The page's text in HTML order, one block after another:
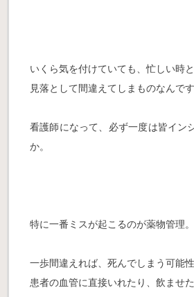
いくら気を付けていても、忙しい時
見落として間違えてしまものなんで
看護師になって、必ず一度は皆イン
か。
特に一番ミスが起こるのが薬物管理。
一歩間違えれば、死んでしまう可能
患者の血管に直接いれたり、飲ませ